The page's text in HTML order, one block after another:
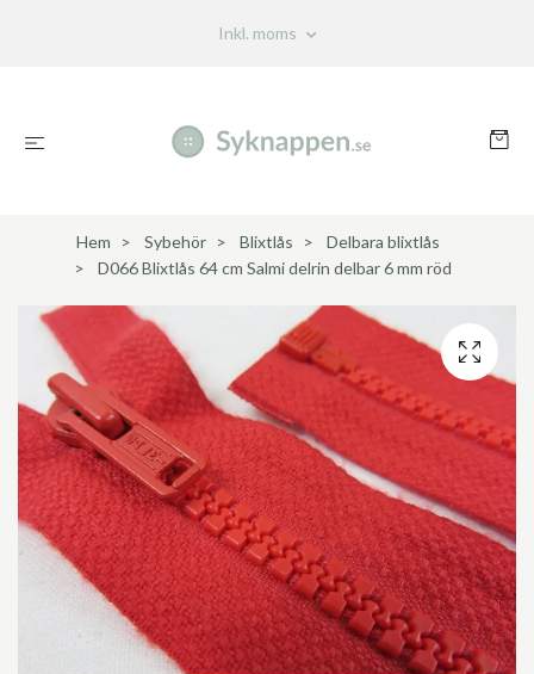
Inkl. moms
Hem Sybehör Blixtlås
Delbara blixtlås
D066 Blixtlås 64 cm Salmi delrin delbar 6 mm röd